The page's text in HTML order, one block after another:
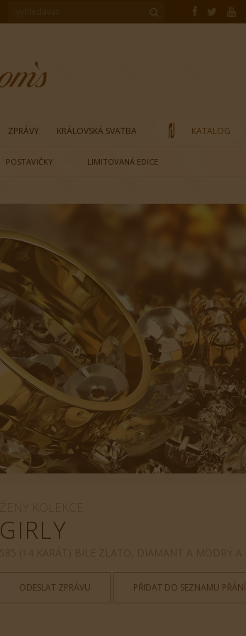
ZPRÁVY KRÁLOVSKÁ SVATBA KATALOG
POSTAVIČKY LIMITOVANÁ EDICE
GIRLY
ODESLAT ZPRÁVU PŘIDAT DO SEZNAMU PŘÁNÍ